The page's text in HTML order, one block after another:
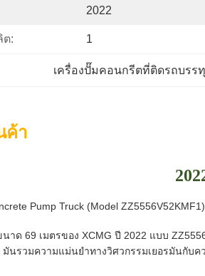
2022
ต: 1
เครื่องปั๊มคอนกรีตที่ติดรถบรร
ค้า
Pump Truck (Model ZZ5556V52KMF1)
าด 69 เมตรของ XCMG ปี 2022 แบบ
มันรวมความแม่นยําทางวิศวกรรมเยอรมันกับ